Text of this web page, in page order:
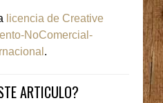
licencia de Creative
NoComercial-
.
ARTICULO?